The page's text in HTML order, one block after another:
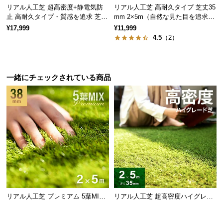
細い葉が作るきめ細かい芝目
細い葉は繊細で柔らかな感触を生み、きめ細かく美
しい芝目を作ります。
太い
作り物感が強く粗い質感
細い
繊細な見た目と柔らかい質感
芯のない葉は天然芝に近い柔らかさ
リアル人工芝 超高密度+静電気防
止 高耐久タイプ・質感を追求 芝丈
35mm 1×10m
¥17,999
リアル人工芝 高耐久タイプ 芝丈35
mm 2×5m（自然な見た目を追求・
U字ピン付属）
¥11,999
4.5 （2）
一緒にチェックされている商品
リアル人工芝 プレミアム 5葉MI
リアル人工芝 超高密度ハイグレー